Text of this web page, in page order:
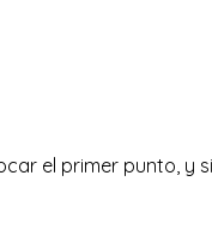
el primer punto, y